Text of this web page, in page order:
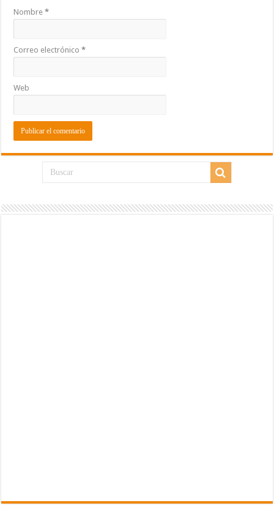
Nombre*
Correo electrónico*
Web